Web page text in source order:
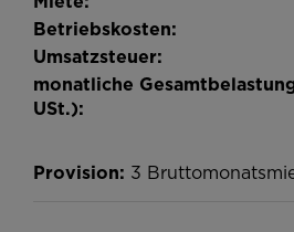
Betriebskosten:
Umsatzsteuer:
monatliche
USt.):
Provision: 3